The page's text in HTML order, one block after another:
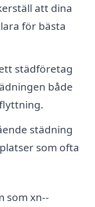
att dina
för bästa
städföretag
både
städning
som ofta
som xn--